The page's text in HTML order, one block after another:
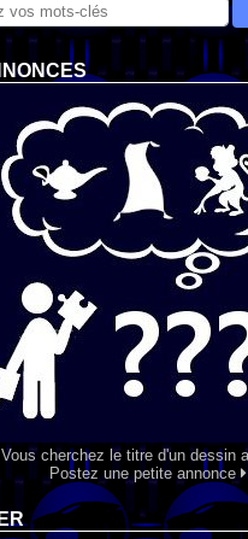
Vous cherchez le titre d'un dessin
Postez une petite annonce